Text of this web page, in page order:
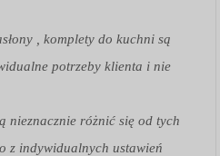
, komplety do kuchni są
potrzeby klienta i nie
nieznacznie różnić się od tych
z indywidualnych ustawień